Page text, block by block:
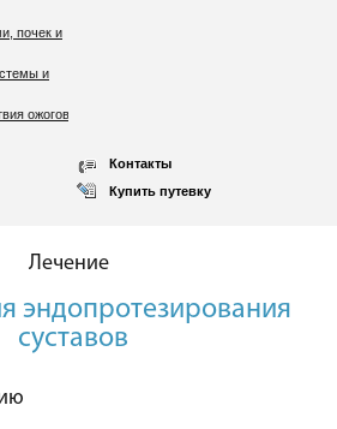
почек и
и
ожоговой
Контакты
Купить путевку
Лечение
эндопротезирования
суставов